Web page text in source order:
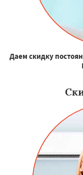
Даем скидку